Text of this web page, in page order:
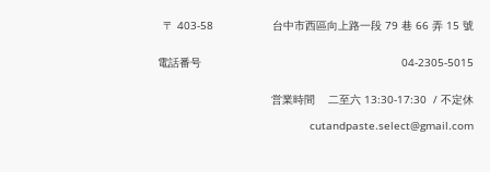
〒 403-58 台中市西區向上路一段 79 巷 66 弄 15 號
電話番号 04-2305-5015
営業時間 二至六 13:30-17:30 / 不定休
cutandpaste.select@gmail.com